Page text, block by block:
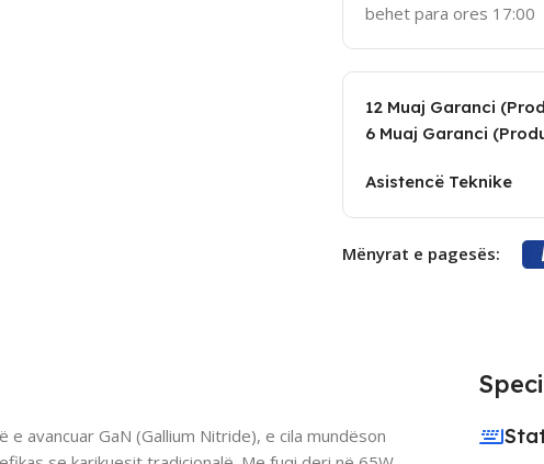
behet para ores 17:00
12 Muaj Garanci
6 Muaj Garanci
Asistencë Teknike
Mënyrat e pagesës:
avancuar GaN (Gallium Nitride), e cila mundëson